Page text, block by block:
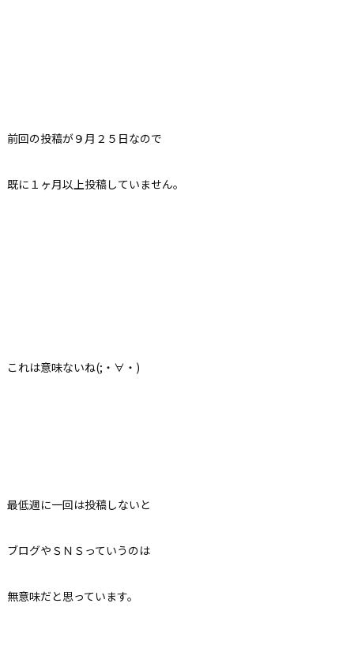
前回の投稿が９月２５日なので
既に１ヶ月以上投稿していません。
これは意味ないね(;・∀・)
最低週に一回は投稿しないと
ブログやＳＮＳっていうのは
無意味だと思っています。